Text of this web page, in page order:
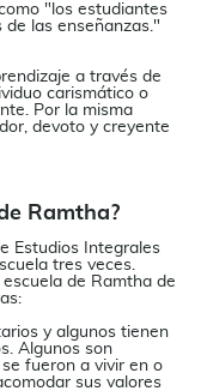
"los estudiantes
las enseñanzas."
a través de
carismático o
Por la misma
devoto y creyente
Ramtha?
Estudios Integrales
tres veces.
de Ramtha de
y algunos tienen
Algunos son
fueron a vivir en o
sus valores